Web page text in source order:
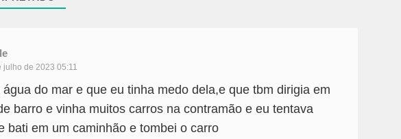
julho de 2023 05:11
do mar e que eu tinha medo dela,e que tbm dirigia em
barro e vinha muitos carros na contramão e eu tentava
bati em um caminhão e tombei o carro